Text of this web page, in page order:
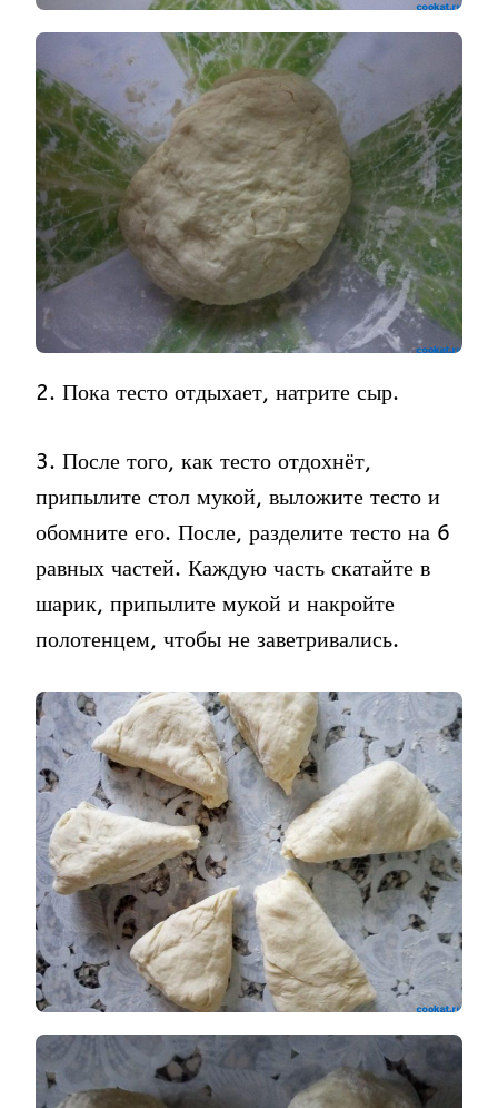
2. Пока тесто отдыхает, натрите сыр.
3. После того, как тесто отдохнёт,
припылите стол мукой, выложите тесто и
обомните его. После, разделите тесто на 6
равных частей. Каждую часть скатайте в
шарик, припылите мукой и накройте
полотенцем, чтобы не заветривались.